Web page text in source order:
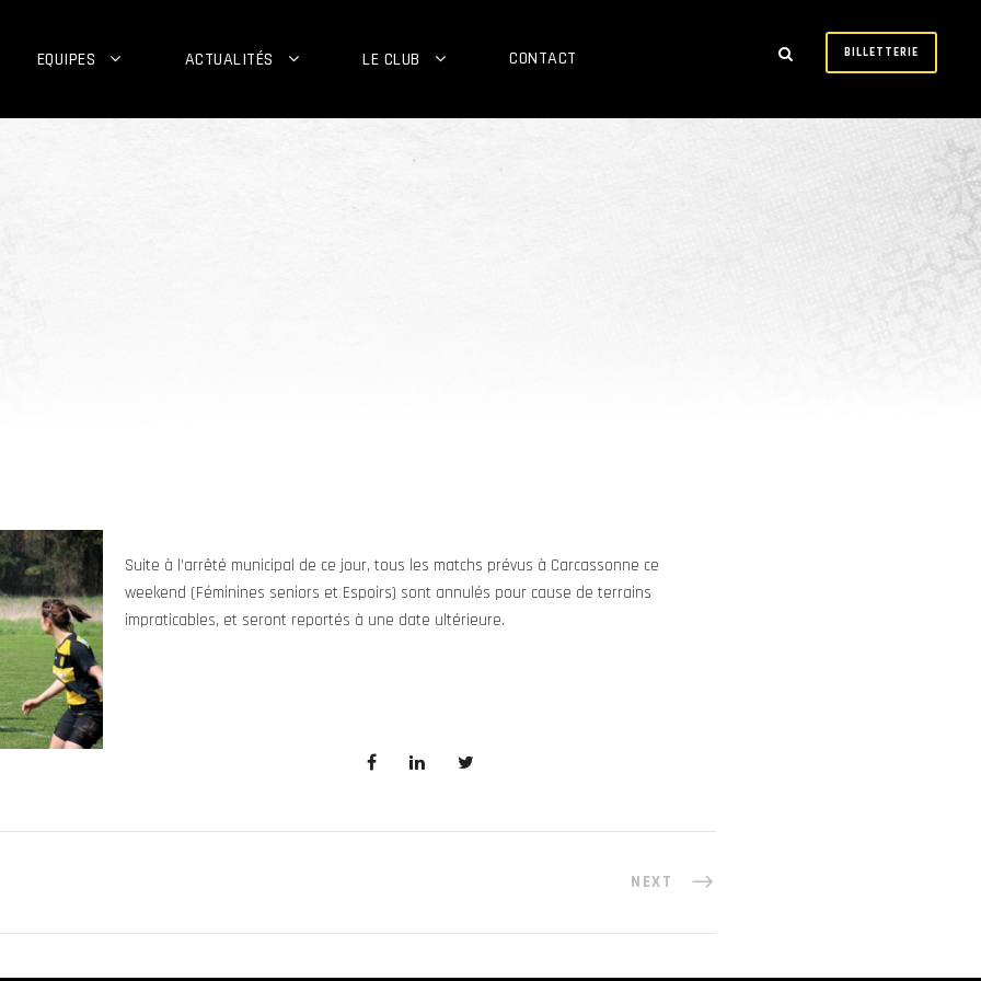
EQUIPES ACTUALITÉS LE CLUB CONTACT BILLETTERIE
Suite à l’arrêté municipal de ce jour, tous les matchs prévus à Carcassonne ce
weekend (Féminines seniors et Espoirs) sont annulés pour cause de terrains
impraticables, et seront reportés à une date ultérieure.
NEXT